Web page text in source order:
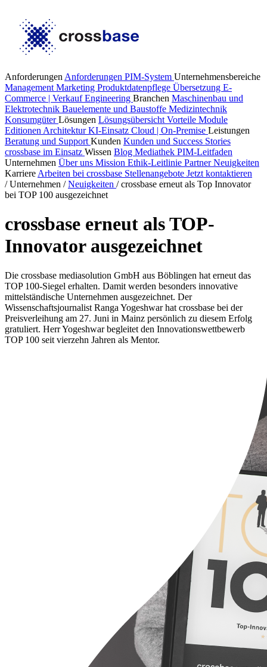
Anforderungen Anforderungen PIM-System Unternehmensbereiche
Management Marketing Produktdatenpflege Übersetzung E-
Commerce | VerkaufEngineering Branchen Maschinenbau und
Elektrotechnik Bauelemente und Baustoffe Medizintechnik
KonsumgüterLösungen Lösungsübersicht Vorteile Module
Editionen ArchitekturKI-Einsatz Cloud | On-Premise Leistungen
Beratung und Support Kunden Kunden und Success Stories
crossbase im Einsatz Wissen Blog Mediathek PIM-Leitfaden
Unternehmen Über uns Mission Ethik-Leitlinie PartnerNeuigkeiten
Karriere Arbeiten bei crossbase Stellenangebote Jetzt kontaktieren
/ Unternehmen / Neuigkeiten / crossbase erneut als Top Innovator
bei TOP 100 ausgezeichnet
crossbase erneut als TOP-
Innovator ausgezeichnet
Die crossbase mediasolution GmbH aus Böblingen hat erneut das
TOP 100-Siegel erhalten. Damit werden besonders innovative
mittelständische Unternehmen ausgezeichnet. Der
Wissenschaftsjournalist Ranga Yogeshwar hat crossbase bei der
Preisverleihung am 27. Juni in Mainz persönlich zu diesem Erfolg
gratuliert. Herr Yogeshwar begleitet den Innovationswettbewerb
TOP 100 seit vierzehn Jahren als Mentor.